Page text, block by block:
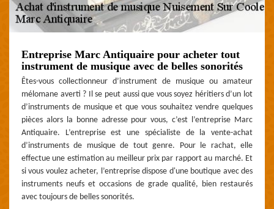
Entreprise Marc Antiquaire pour acheter tout
instrument de musique avec de belles sonorités
Êtes-vous collectionneur d’instrument de musique ou amateur
mélomane averti ? Il se peut aussi que vous soyez héritiers d’un lot
d’instruments de musique et que vous souhaitez vendre quelques
pièces alors la bonne adresse pour vous, c’est l’entreprise Marc
Antiquaire. L’entreprise est une spécialiste de la vente-achat
d’instruments de musique de tout genre. Pour le rachat, elle
effectue une estimation au meilleur prix par rapport au marché. Et
si vous voulez acheter, l’entreprise dispose d'une boutique avec des
instruments neufs et occasions de grade qualité, bien restaurés
avec toujours de belles sonorités.